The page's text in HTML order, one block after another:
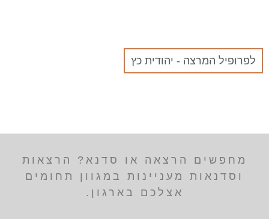
לפרופיל המרצה - יהודית כץ
מחפשים הרצאה או סדנא? הרצאות
וסדנאות מעניינות במגוון תחומים
אצלכם בארגון.